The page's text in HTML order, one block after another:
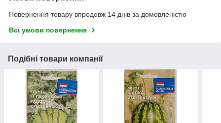
Повернення товару впродовж 14 днів за домовленістю
Всі умови повернення
Подібні товари компанії